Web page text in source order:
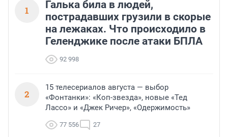
1
Галька била в людей,
пострадавших грузили в скорые
на лежаках. Что происходило в
Геленджике после атаки БПЛА
92 998
2
15 телесериалов августа — выбор
«Фонтанки»: «Коп-звезда», новые «Тед
Лассо» и «Джек Ричер», «Одержимость»
77 556 27